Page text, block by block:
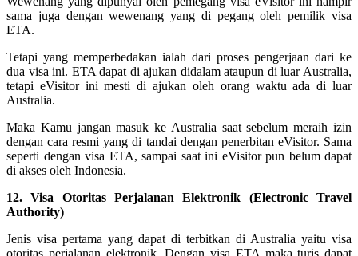
sama juga dengan wewenang yang di pegang oleh pemilik visa
ETA.
Tetapi yang memperbedakan ialah dari proses pengerjaan dari ke
dua visa ini. ETA dapat di ajukan didalam ataupun di luar Australia,
tetapi eVisitor ini mesti di ajukan oleh orang waktu ada di luar
Australia.
Maka Kamu jangan masuk ke Australia saat sebelum meraih izin
dengan cara resmi yang di tandai dengan penerbitan eVisitor. Sama
seperti dengan visa ETA, sampai saat ini eVisitor pun belum dapat
di akses oleh Indonesia.
12. Visa Otoritas Perjalanan Elektronik (Electronic Travel
Authority)
Jenis visa pertama yang dapat di terbitkan di Australia yaitu visa
otoritas perjalanan elektronik. Dengan visa ETA maka turis dapat